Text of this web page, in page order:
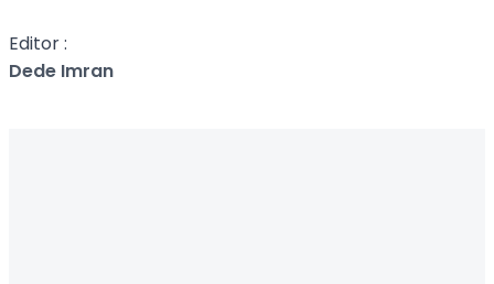
Editor :
Dede Imran